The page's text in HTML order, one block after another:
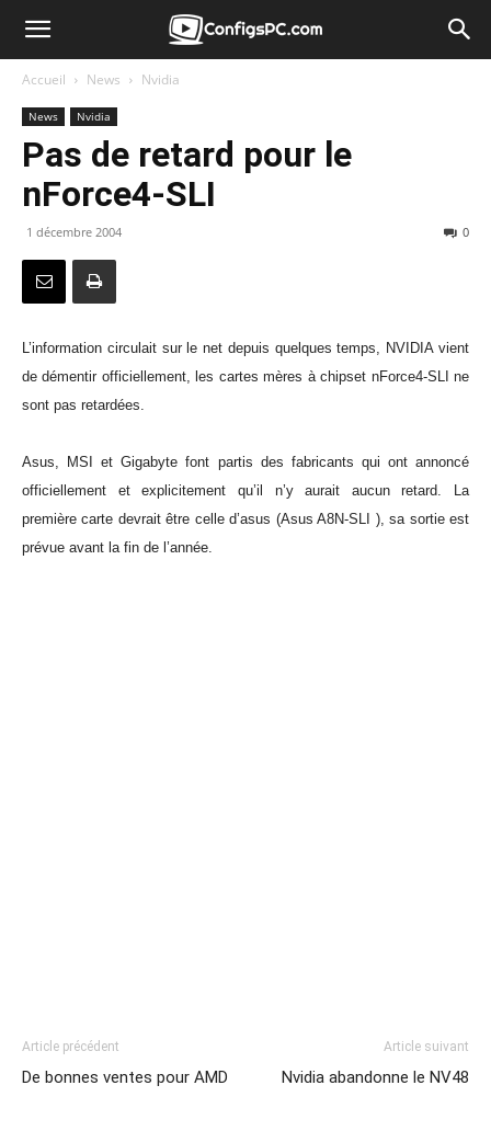
Accueil News Nvidia
News Nvidia
Pas de retard pour le
nForce4-SLI
1 décembre 2004 0
L’information circulait sur le net depuis quelques temps, NVIDIA vient
de démentir officiellement, les cartes mères à chipset nForce4-SLI ne
sont pas retardées.
Asus, MSI et Gigabyte font partis des fabricants qui ont annoncé
officiellement et explicitement qu’il n’y aurait aucun retard. La
première carte devrait être celle d’asus (Asus A8N-SLI ), sa sortie est
prévue avant la fin de l’année.
Article précédent
De bonnes ventes pour AMD
Article suivant
Nvidia abandonne le NV48